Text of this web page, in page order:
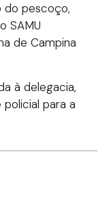
do pescoço,
SAMU
de Campina
à delegacia,
para a